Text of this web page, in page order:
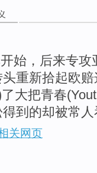
始，后来专
重新拾起欧
大把青春
到的却被常
关网页